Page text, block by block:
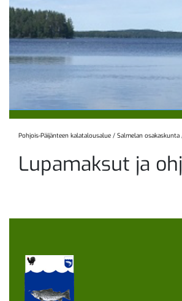
Pohjois-Päijänteen kalatalousalue / Salmelan osakaskunta
Lupamaksut ja